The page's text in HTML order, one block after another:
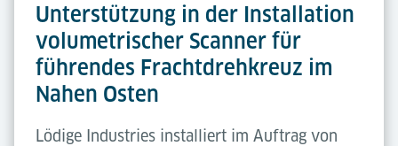
Unterstützung in der Installation
volumetrischer Scanner für
führendes Frachtdrehkreuz im
Nahen Osten
Lödige Industries installiert im Auftrag von